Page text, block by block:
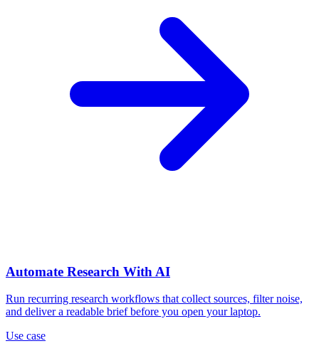
Automate Research With AI
Run recurring research workflows that collect sources, filter noise,
and deliver a readable brief before you open your laptop.
Use case